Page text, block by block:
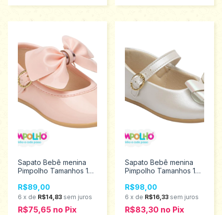
Sapato Bebê menina
Pimpolho Tamanhos 16
R$89,00
6 x de R$14,83 sem juros
R$75,65 no Pix
Sapato Bebê menina
Pimpolho Tamanhos 17
R$98,00
6 x de R$16,33 sem juros
R$83,30 no Pix